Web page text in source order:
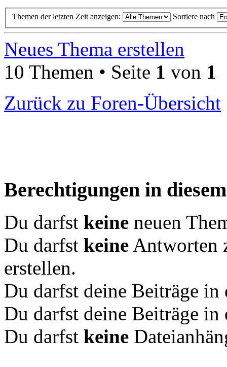
Themen der letzten Zeit anzeigen: Sortiere nach
Neues Thema erstellen
10 Themen • Seite 1 von 1
Zurück zu Foren-Übersicht
Berechtigungen in
Du darfst keine neuen
Du darfst keine Antworten
erstellen.
Du darfst deine Beiträge
Du darfst deine Beiträge
Du darfst keine